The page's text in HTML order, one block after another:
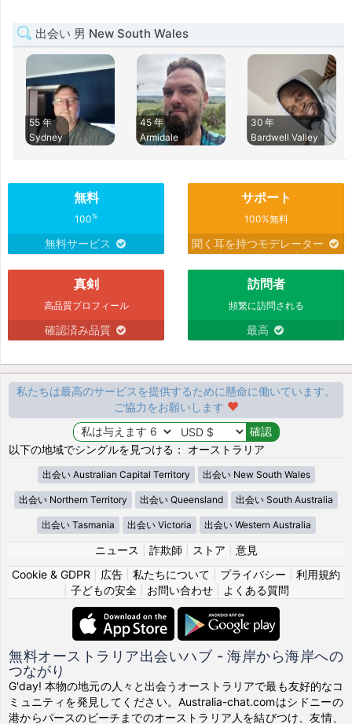
出会い 男 New South Wales
55 年
Sydney
45 年
Armidale
30 年
Bardwell Valley
無料
100%
無料サービス
サポート
100%無料
聞く耳を持つモデレーター
真剣
高品質プロフィール
確認済み品質
訪問者
頻繁に訪問される
最高
私たちは最高のサービスを提供するために懸命に働いています。
ご協力をお願いします
以下の地域でシングルを見つける： オーストラリア
出会い Australian Capital Territory 出会い New South Wales
出会い Northern Territory 出会い Queensland 出会い South Australia
出会い Tasmania 出会い Victoria 出会い Western Australia
ニュース 詐欺師 ストア
意見
Cookie & GDPR
広告 私たちについて プライバシー
利用規約
子どもの安全| お問い合わせ| よくある質問
無料オーストラリア出会いハブ - 海岸から海岸への
つながり
G'day! 本物の地元の人々と出会うオーストラリアで最も友好的なコ
ミュニティを発見してください。Australia-chat.comはシドニーの
港からパースのビーチまでのオーストラリア人を結びつけ、友情、